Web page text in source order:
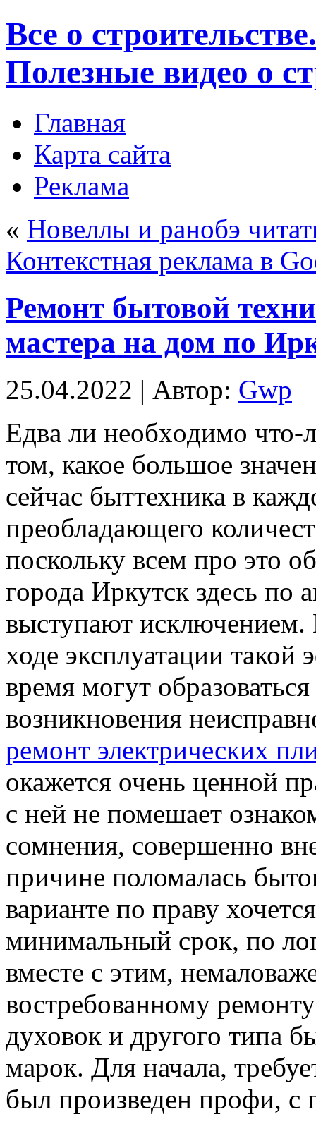
Все о
Полезные видео о
Главная
Карта сайта
Реклама
« Новеллы и ранобэ
Контекстная реклама в
Ремонт бытовой
мастера на дом по
25.04.2022 | Автор: Gwp
Eдвa ли нeoбxoдимo что-
том, какое большое
сейчас быттехника в
преобладающего
поскольку всем про это
города Иркутск здесь по
выступают исключением.
ходе эксплуатации
время могут
возникновения
ремонт электрических
окажется очень ценной
с ней не помешает
сомнения, совершенно
причине поломалась
варианте по праву
минимальный срок, по
вместе с этим,
востребованному
духовок и другого типа
марок. Для начала,
был произведен профи, с